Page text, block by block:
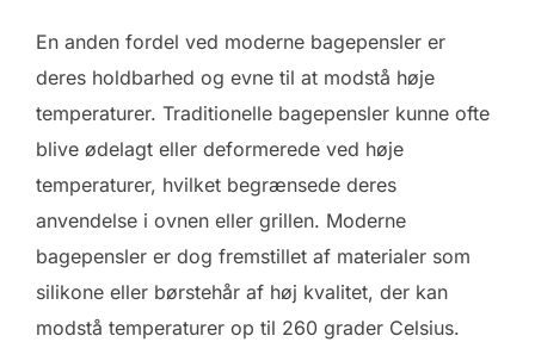
En anden fordel ved moderne bagepensler er
deres holdbarhed og evne til at modstå høje
temperaturer. Traditionelle bagepensler kunne ofte
blive ødelagt eller deformerede ved høje
temperaturer, hvilket begrænsede deres
anvendelse i ovnen eller grillen. Moderne
bagepensler er dog fremstillet af materialer som
silikone eller børstehår af høj kvalitet, der kan
modstå temperaturer op til 260 grader Celsius.